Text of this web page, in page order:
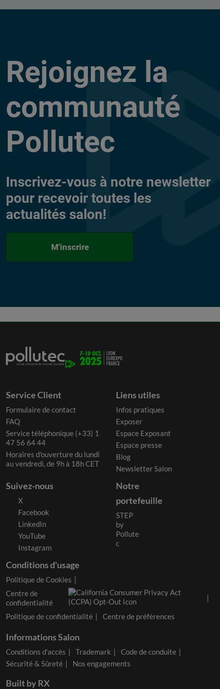
Rejoignez la
communauté
Pollutec
Inscrivez-vous à notre newsletter
pour recevoir toutes les
actualités salon!
M'inscrire
Service Client
Formulaire de contact
FAQ
Service téléphonique (+33) 1
47 56 64 44
Horaires d'ouverture du lundi
au vendredi, de 9h à 18h CET
Liens utiles
Infos pratiques
Exposer
Espace Exposant
Espace presse
Blog
Newsletter Salon
Suivez-nous
X
Facebook
LinkedIn
YouTube
Instagram
Notre
portefeuille
STEP
by
Pollute
c
Conditions d'usage
Politique de Cookies
Centre de
confidentialité
Politique de confidentialité
Centre de préférences
Informations Salon
Conditions d'accès Trademark
Code de conduite
Sécurité & Sûreté
Nos engagements
Built by RX